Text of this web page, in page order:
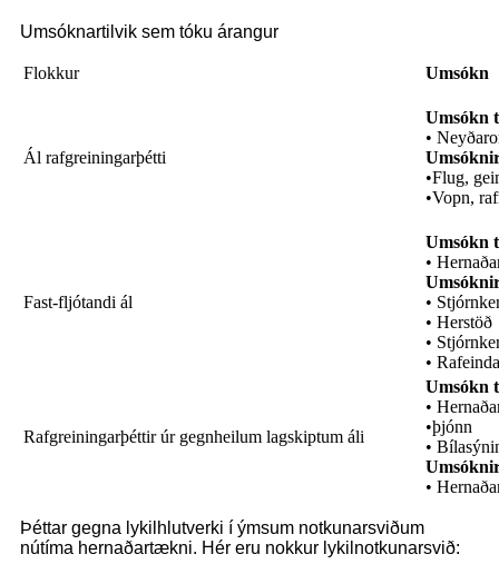
Umsóknartilvik sem tóku árangur
Flokkur Umsókn
Ál rafgreiningarþétti
Umsókn
•
•Flug,
•Vopn,
Fast-fljótandi ál
Umsókn
•
•
• Herstöð
•
•
Rafgreiningarþéttir úr gegnheilum lagskiptum áli
Umsókn
•
•þjónn
•
•
Þéttar gegna lykilhlutverki í ýmsum notkunarsviðum
nútíma hernaðartækni. Hér eru nokkur lykilnotkunarsvið: